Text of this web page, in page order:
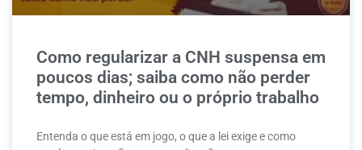
Como regularizar a CNH suspensa em
poucos dias; saiba como não perder
tempo, dinheiro ou o próprio trabalho
Entenda o que está em jogo, o que a lei exige e como